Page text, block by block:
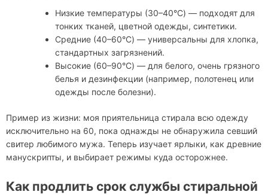
Низкие температуры (30–40°C) — подходят для
тонких тканей, цветной одежды, синтетики.
Средние (40–60°C) — универсальны для хлопка,
стандартных загрязнений.
Высокие (60–90°C) — для белого, очень грязного
белья и дезинфекции (например, полотенец или
одежды после болезни).
Пример из жизни: моя приятельница стирала всю одежду
исключительно на 60, пока однажды не обнаружила севший
свитер любимого мужа. Теперь изучает ярлыки, как древние
манускрипты, и выбирает режимы куда осторожнее.
Как продлить срок службы стиральной